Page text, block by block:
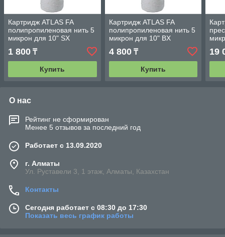
Картридж ATLAS FA
полипропиленовая нить 5
микрон для 10" SX
1 800 ₸
Купить
Картридж ATLAS FA
полипропиленовая нить 5
микрон для 10" BX
4 800₸
Купить
19
О нас
Рейтинг не сформирован
Менее 5 отзывов за последний год
Работает с 13.09.2020
г. Алматы
Ул. Руставели 3, 1 этаж, Алматы, Казахстан
Контакты
Сегодня работает с 08:30 до 17:30
Показать весь график работы